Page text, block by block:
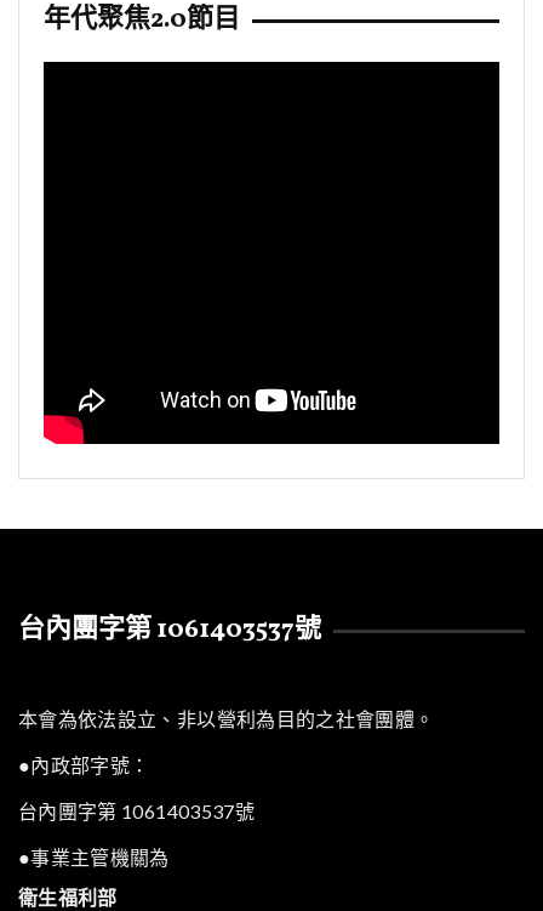
年代聚焦2.0節目
台內團字第 1061403537號
本會為依法設立、非以營利為目的之社會團體。
●內政部字號：
台內團字第 1061403537號
●事業主管機關為
衛生福利部